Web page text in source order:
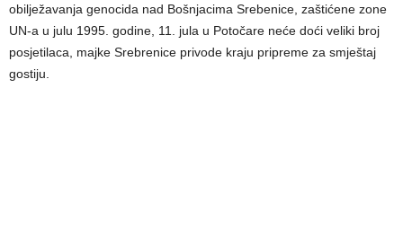
obilježavanja genocida nad Bošnjacima Srebenice, zaštićene zone
UN-a u julu 1995. godine, 11. jula u Potočare neće doći veliki broj
posjetilaca, majke Srebrenice privode kraju pripreme za smještaj
gostiju.